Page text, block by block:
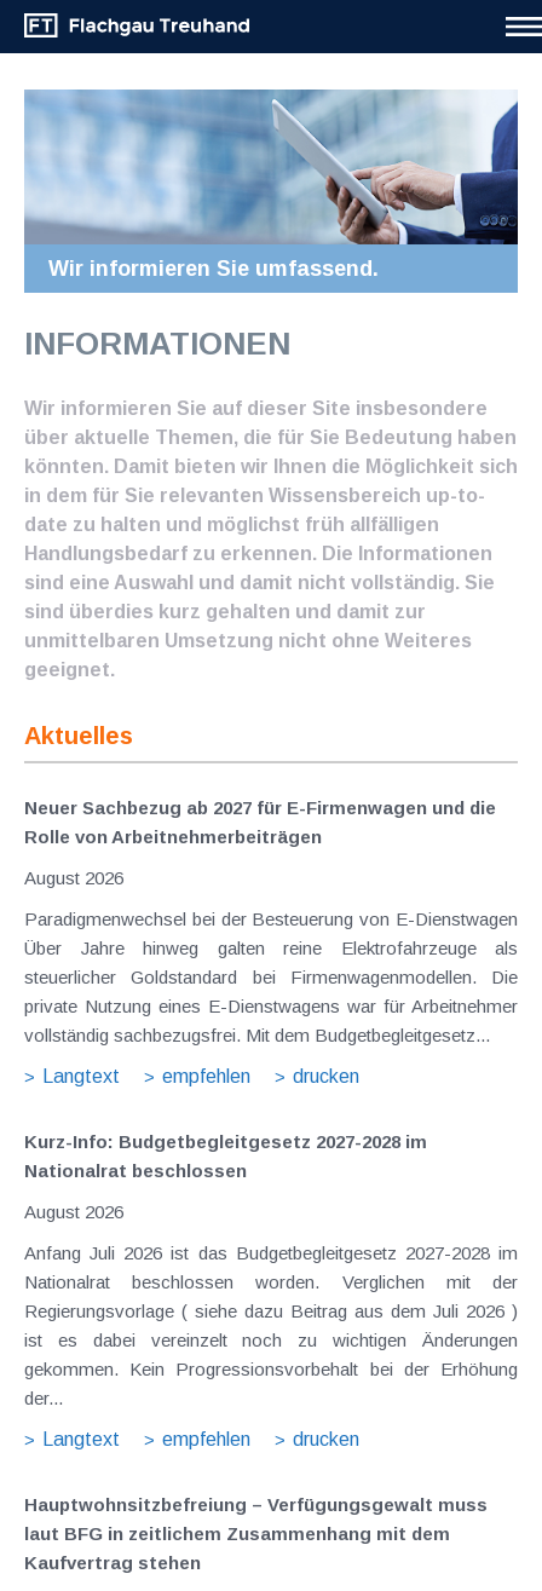
Wir informieren Sie umfassend.
INFORMATIONEN
Wir informieren Sie auf dieser Site insbesondere
über aktuelle Themen, die für Sie Bedeutung haben
könnten. Damit bieten wir Ihnen die Möglichkeit sich
in dem für Sie relevanten Wissensbereich up-to-
date zu halten und möglichst früh allfälligen
Handlungsbedarf zu erkennen. Die Informationen
sind eine Auswahl und damit nicht vollständig. Sie
sind überdies kurz gehalten und damit zur
unmittelbaren Umsetzung nicht ohne Weiteres
geeignet.
Aktuelles
Neuer Sachbezug ab 2027 für E-Firmenwagen und die
Rolle von Arbeitnehmer​­beiträgen
August 2026
Paradigmenwechsel bei der Besteuerung von E-Dienstwagen
Über Jahre hinweg galten reine Elektrofahrzeuge als
steuerlicher Goldstandard bei Firmenwagenmodellen. Die
private Nutzung eines E-Dienstwagens war für Arbeitnehmer
vollständig sachbezugsfrei. Mit dem Budgetbegleitgesetz...
Langtext
empfehlen drucken
Kurz-Info: Budgetbegleitgesetz 2027-2028 im
Nationalrat beschlossen
August 2026
Anfang Juli 2026 ist das Budgetbegleitgesetz 2027-2028 im
Nationalrat beschlossen worden. Verglichen mit der
Regierungsvorlage ( siehe dazu Beitrag aus dem Juli 2026 )
ist es dabei vereinzelt noch zu wichtigen Änderungen
gekommen. Kein Progressionsvorbehalt bei der Erhöhung
der...
Langtext
empfehlen drucken
Hauptwohnsitz​­befreiung – Verfügungsgewalt muss
laut BFG in zeitlichem Zusammenhang mit dem
Kaufvertrag stehen